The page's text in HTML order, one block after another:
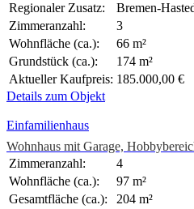
Regionaler Zusatz:
Bremen-
Zimmeranzahl:
3
Wohnfläche (ca.):
66 m²
Grundstück (ca.):
174 m²
Aktueller Kaufpreis: 185.000,00 €
Details zum Objekt
Einfamilienhaus
Wohnhaus mit Garage,
Zimmeranzahl:
4
Wohnfläche (ca.):
97 m²
Gesamtfläche (ca.):
204 m²